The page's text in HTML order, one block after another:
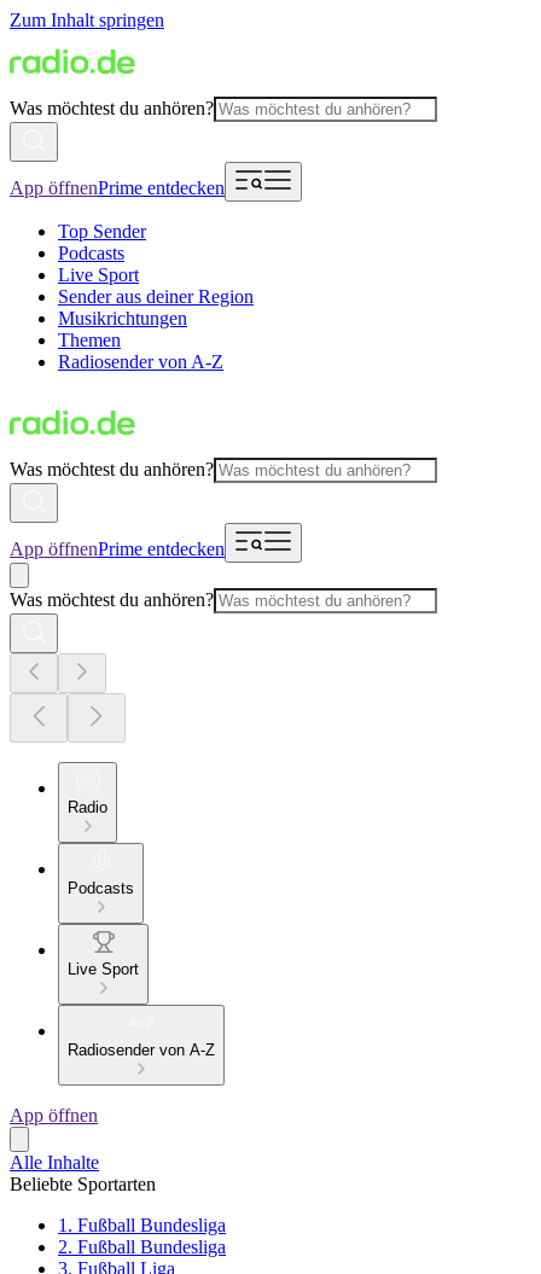
Zum Inhalt springen
Was möchtest du anhören?
App öffnenPrime entdecken
Top Sender
Podcasts
Live Sport
Sender aus deiner Region
Musikrichtungen
Themen
Radiosender von A-Z
Was möchtest du anhören?
App öffnenPrime entdecken
Was möchtest du anhören?
Radio
Podcasts
Live Sport
Radiosender von A-Z
App öffnen
Alle Inhalte
Beliebte Sportarten
1. Fußball Bundesliga
2. Fußball Bundesliga
3. Fußball Liga